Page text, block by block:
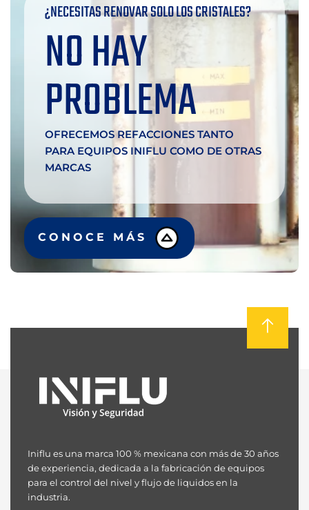
¿NECESITAS RENOVAR SOLO LOS CRISTALES?
NO HAY
PROBLEMA
OFRECEMOS REFACCIONES TANTO
PARA EQUIPOS INIFLU COMO DE OTRAS
MARCAS
CONOCE MÁS
Iniflu es una marca 100 % mexicana con más de 30 años
de experiencia, dedicada a la fabricación de equipos
para el control del nivel y flujo de liquidos en la
industria.